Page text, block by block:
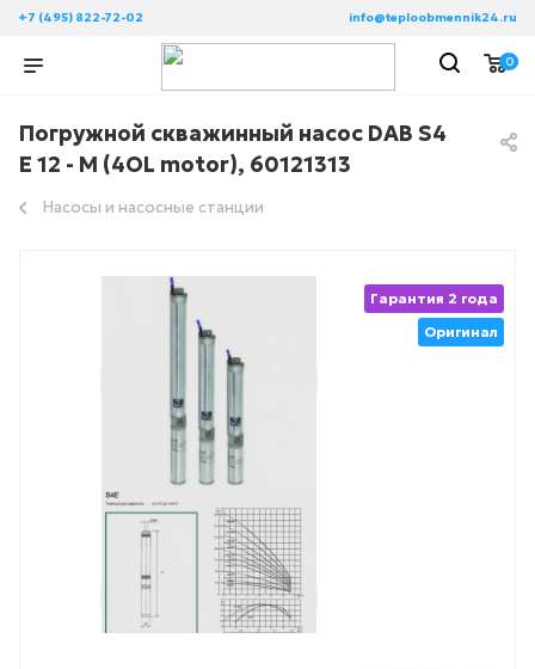
+7 (495) 822-72-02 info@teploobmennik24.ru
0
Погружной скважинный насос DAB S4
E 12 - M (4OL motor), 60121313
Насосы и насосные станции
Гарантия 2 года
Оригинал